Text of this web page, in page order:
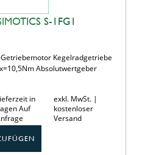
S-1FG1
Getriebemotor Kegelradgetriebe
Absolutwertgeber
in
Auf
exkl. MwSt. |
kostenloser
Versand